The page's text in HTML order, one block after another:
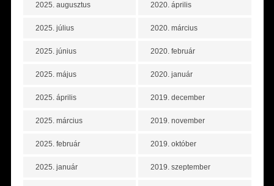
2025. augusztus
2025. július
2025. június
2025. május
2025. április
2025. március
2025. február
2025. január
2020. április
2020. március
2020. február
2020. január
2019. december
2019. november
2019. október
2019. szeptember